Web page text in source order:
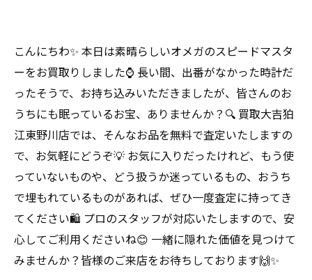
こんにちわ✨ 本日は素晴らしいオメガのスピードマスタ
ーをお買取りしました⌚️ 長い間、出番がなかった時計だ
ったそうで、お持ち込みいただきましたが、皆さんのお
うちにも眠っているお宝、ありませんか？🔍 買取大吉狛
江東野川店では、そんなお品を無料で査定いたしますの
で、お気軽にどうぞ💡 お気に入りだったけれど、もう使
っていないものや、どう扱うか迷っているもの、おうち
で埋もれているものがあれば、ぜひ一度査定に持ってき
てください🛍️ プロのスタッフが対応いたしますので、安
心してご利用くださいね😊 一緒に隠れた価値を見つけて
みませんか？皆様のご来店をお待ちしております🙌✨